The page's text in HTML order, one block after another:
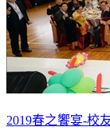
2019春之饗宴-校